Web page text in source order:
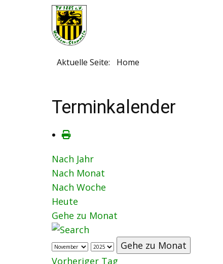
Aktuelle Seite: Home
Terminkalender
Nach Jahr
Nach Monat
Nach Woche
Heute
Gehe zu Monat
Gehe zu Monat
Vorheriger Tag